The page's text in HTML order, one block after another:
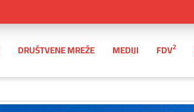
DRUŠTVENE MREŽE MEDIJI FDV2